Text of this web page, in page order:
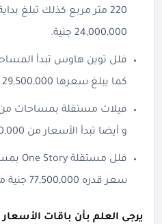
220 متر مربع كذلك تبلغ
24,000,000 جنية.
كما يبلغ سعرها 29,500,000 جنيه مصري.
و أيضا تبدأ الأسعار من 37,000,000 جنيهاً مصرياً.
سعر قدره 77,500,000 جنية مصري.
يرجى العلم بأن باقات